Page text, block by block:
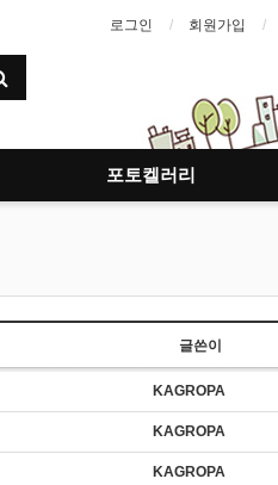
로그인 회원가입
포토켈러리
글쓴이
KAGROPA
KAGROPA
KAGROPA